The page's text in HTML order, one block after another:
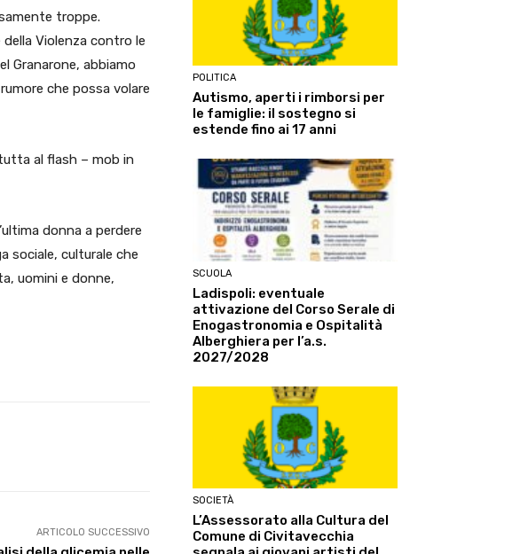
troppe.
Violenza contro le
Granarone, abbiamo
che possa volare
al flash – mob in
donna a perdere
sociale, culturale che
uomini e donne,
ReddIt
ARTICOLO SUCCESSIVO
POLITICA
Autismo, aperti i rimborsi per
le famiglie: il sostegno si
estende fino ai 17 anni
SCUOLA
Ladispoli: eventuale
attivazione del Corso Serale di
Enogastronomia e Ospitalità
Alberghiera per l’a.s.
2027/2028
SOCIETÀ
L’Assessorato alla Cultura del
Comune di Civitavecchia